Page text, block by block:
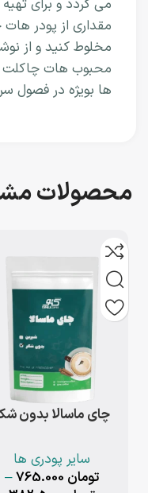
می گردد و برای
مقداری از پودر هات
مخلوط کنید و از
محبوب هات چاکلت
ها بویژه در فصول
محصولات
چای ماسالا بدون
سایر پودری ها
تومان
–